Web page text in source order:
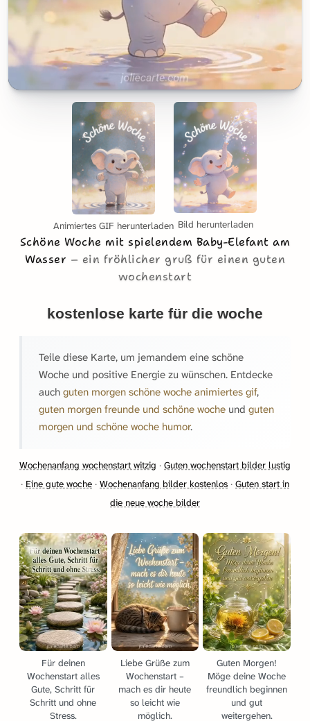
Animiertes GIF herunterladen Bild herunterladen
Schöne Woche mit spielendem Baby-Elefant am
Wasser
ein fröhlicher gruß für einen guten
wochenstart
kostenlose karte für die woche
Teile diese Karte, um jemandem eine schöne
Woche und positive Energie zu wünschen. Entdecke
auch guten morgen schöne woche animiertes gif,
guten morgen freunde und schöne woche und guten
morgen und schöne woche humor.
Wochenanfang wochenstart witzig · Guten wochenstart bilder lustig
· Eine gute woche · Wochenanfang bilder kostenlos · Guten start in
die neue woche bilder
Für deinen
Wochenstart alles
Gute, Schritt für
Schritt und ohne
Stress.
Liebe Grüße zum
Wochenstart –
mach es dir heute
so leicht wie
möglich.
Guten Morgen!
Möge deine Woche
freundlich beginnen
und gut
weitergehen.